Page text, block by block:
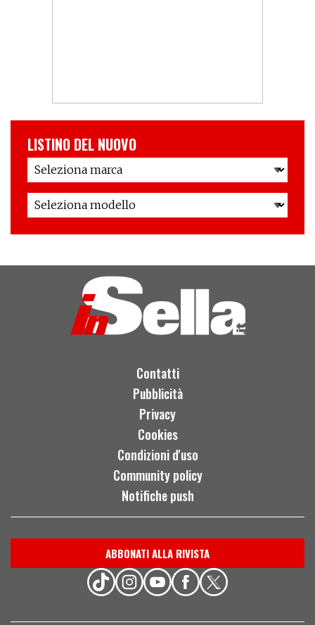
LISTINO DEL NUOVO
Contatti
Pubblicità
Privacy
Cookies
Condizioni d'uso
Community policy
Notifiche push
ABBONATI ALLA RIVISTA